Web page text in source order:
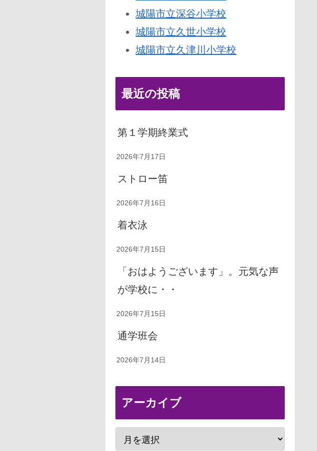
城陽市立深谷小学校
城陽市立久世小学校
城陽市立久津川小学校
最近の投稿
第１学期終業式
2026年7月17日
ストロー笛
2026年7月16日
着衣泳
2026年7月15日
「おはようございます」。元気な声
が学校に・・
2026年7月15日
通学班会
2026年7月14日
アーカイブ